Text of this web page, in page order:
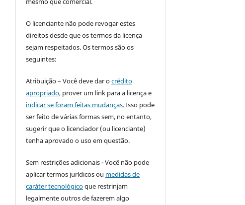
O licenciante não pode revogar estes
direitos desde que os termos da licença
sejam respeitados. Os termos são os
seguintes:
Atribuição – Você deve dar ocrédito
apropriado, prover um link para a licença e
indicar se foram feitas mudanças. Isso pode
ser feito de várias formas sem, no entanto,
sugerir que o licenciador (ou licenciante)
tenha aprovado o uso em questão.
Sem restrições adicionais - Você não pode
aplicar termos jurídicos ou medidas de
caráter tecnológicoque restrinjam
legalmente outros de fazerem algo